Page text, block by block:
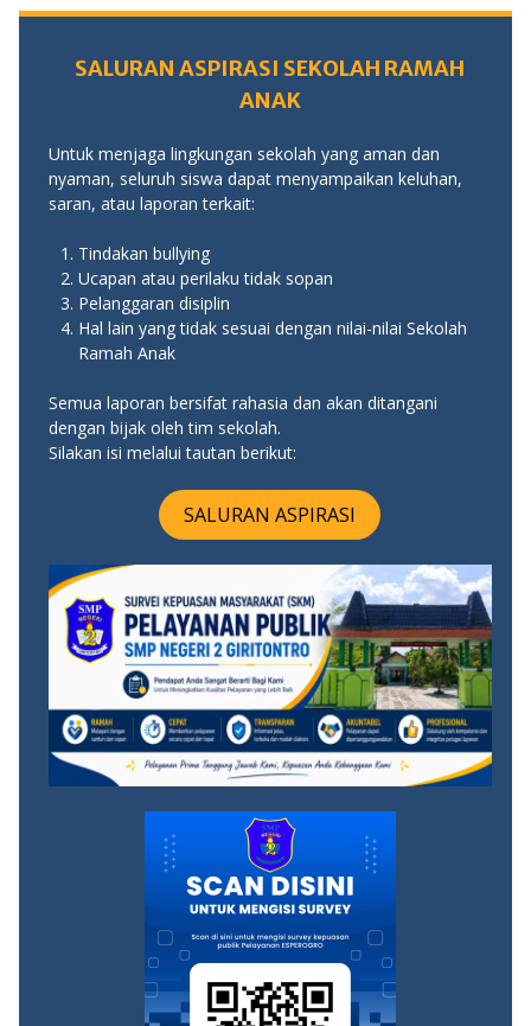
SALURAN ASPIRASI SEKOLAH RAMAH
ANAK
Untuk menjaga lingkungan sekolah yang aman dan
nyaman, seluruh siswa dapat menyampaikan keluhan,
saran, atau laporan terkait:
Tindakan bullying
Ucapan atau perilaku tidak sopan
Pelanggaran disiplin
Hal lain yang tidak sesuai dengan nilai-nilai Sekolah
Ramah Anak
Semua laporan bersifat rahasia dan akan ditangani
dengan bijak oleh tim sekolah.
Silakan isi melalui tautan berikut:
SALURAN ASPIRASI